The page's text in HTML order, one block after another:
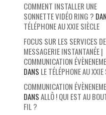
COMMENT INSTALLER UNE
SONNETTE VIDÉO RING ?
TÉLÉPHONE AU XXIE SIÈCLE
FOCUS SUR LES SERVICES DE
MESSAGERIE INSTANTANÉE |
COMMUNICATION
DANS LE TÉLÉPHONE AU XXIE
COMMUNICATION
DANSALLÔ ! QUI EST AU
FIL ?